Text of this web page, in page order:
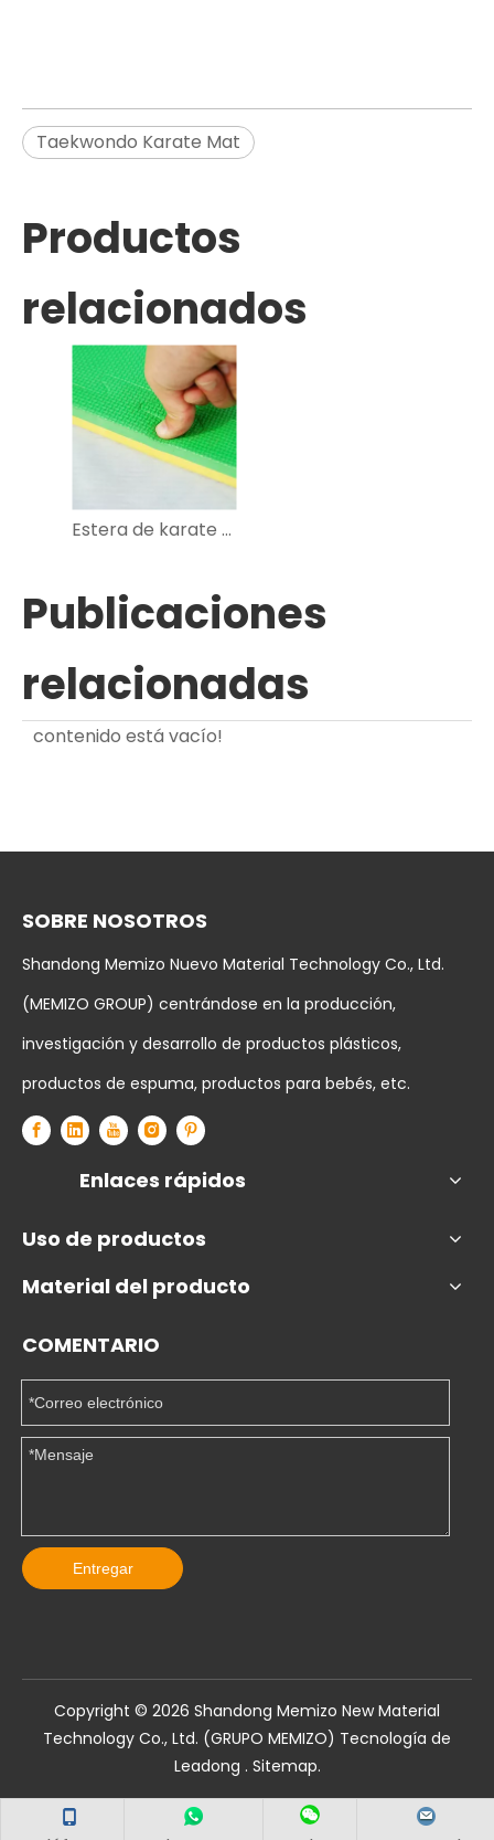
Taekwondo Karate Mat
Productos
relacionados
Estera de karate de espuma de Eva suave y ecológica suave
Publicaciones
relacionadas
contenido está vacío!
SOBRE NOSOTROS
Shandong Memizo Nuevo Material Technology Co., Ltd.
(MEMIZO GROUP) centrándose en la producción,
investigación y desarrollo de productos plásticos,
productos de espuma, productos para bebés, etc.
Enlaces rápidos
Uso de productos
Material del producto
COMENTARIO
Entregar
Copyright ©️ 2026 Shandong Memizo New Material
Technology Co., Ltd. (GRUPO MEMIZO) Tecnología de
Leadong . Sitemap.